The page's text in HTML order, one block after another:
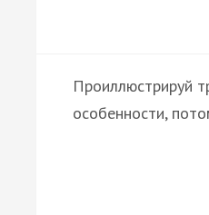
Проиллюстрируй
особенности,